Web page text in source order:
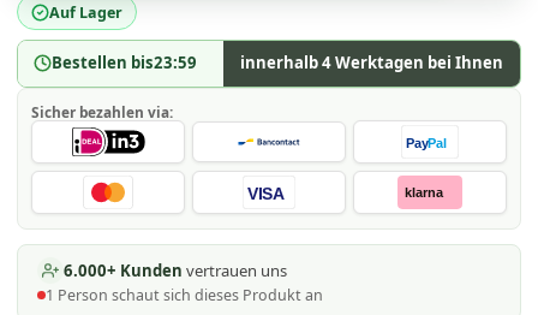
Auf Lager
Bestellen bis23:59 innerhalb 4 Werktagen bei Ihnen
Sicher bezahlen via:
PayPal
VISA klarna
6.000+ Kunden vertrauen uns
1 Person schaut sich dieses Produkt an